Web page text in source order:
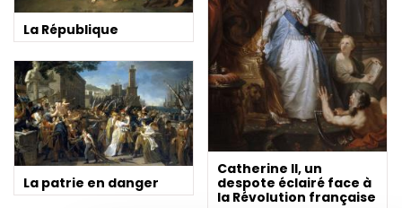
La République
Catherine II, un
despote éclairé face à
la Révolution française
La patrie en danger